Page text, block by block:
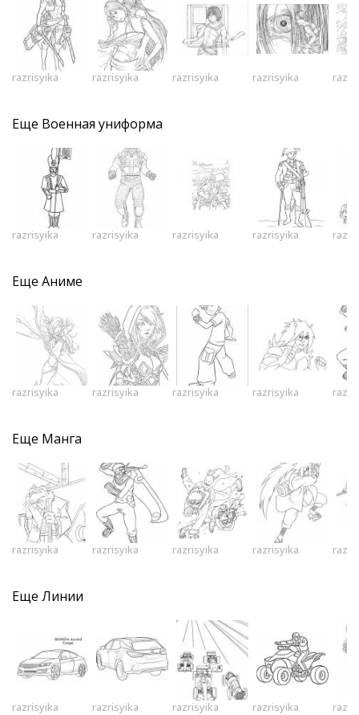
razrisyika razrisyika razrisyika razrisyika
Еще Военная униформа
razrisyika razrisyika razrisyika razrisyika
Еще Аниме
razrisyika razrisyika razrisyika razrisyika
Еще Манга
razrisyika razrisyika razrisyika razrisyika
Еще Линии
razrisyika razrisyika razrisyika razrisyika